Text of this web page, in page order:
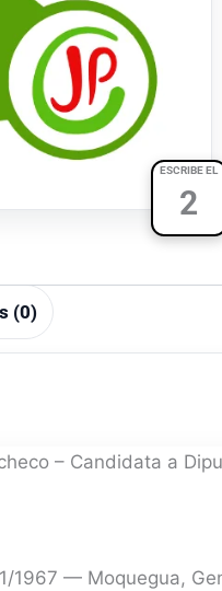
ESCRIBE EL
2
(0)
– Candidata a
1967 — Moquegua,